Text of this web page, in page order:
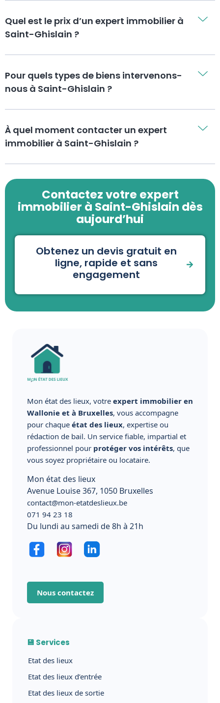
Quel est le prix d’un expert immobilier à
Saint-Ghislain ?
Pour quels types de biens intervenons-
nous à Saint-Ghislain ?
À quel moment contacter un expert
immobilier à Saint-Ghislain ?
Contactez votre expert
immobilier à Saint-Ghislain dès
aujourd’hui
Obtenez un devis gratuit en
ligne, rapide et sans
engagement
Mon état des lieux, votre expert immobilier en
Wallonie et à Bruxelles, vous accompagne
pour chaque état des lieux, expertise ou
rédaction de bail. Un service fiable, impartial et
professionnel pour protéger vos intérêts, que
vous soyez propriétaire ou locataire.
Mon état des lieux
Avenue Louise 367, 1050 Bruxelles
contact@mon-etatdeslieux.be
071 94 23 18
Du lundi au samedi de 8h à 21h
Nous contactez
💾 Services
Etat des lieux
Etat des lieux d’entrée
Etat des lieux de sortie